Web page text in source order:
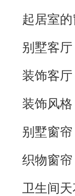
起居室
别墅客厅
装饰客厅
装饰风格
别墅窗帘
织物窗帘
卫生间